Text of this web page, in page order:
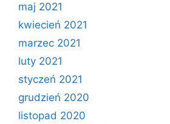
maj 2021
kwiecień 2021
marzec 2021
luty 2021
styczeń 2021
grudzień 2020
listopad 2020